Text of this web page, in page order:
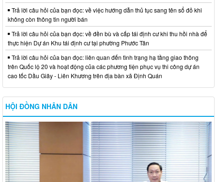
Trả lời câu hỏi của bạn đọc: về việc hướng dẫn thủ tục sang tên sổ đỏ khi
không còn thông tin người bán
Trả lời câu hỏi của bạn đọc: về đền bù và cấp tái định cư khi thu hồi nhà để
thực hiện Dự án Khu tái định cư tại phường Phước Tân
Trả lời câu hỏi của bạn đọc: liên quan đến tình trạng hạ tầng giao thông
trên Quốc lộ 20 và hoạt động của các phương tiện phục vụ thi công dự án
cao tốc Dầu Giây - Liên Khương trên địa bàn xã Định Quán
HỘI ĐỒNG NHÂN DÂN